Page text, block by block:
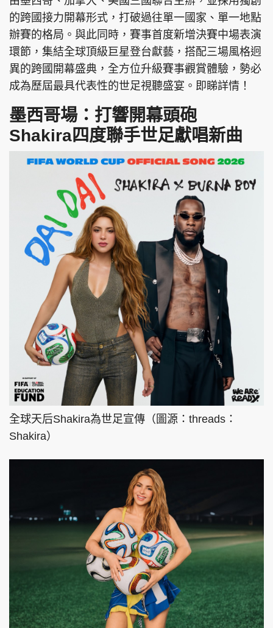
的跨國接力開幕形式，打破過往單一國家、單一地點
辦賽的格局。與此同時，賽事首度新增決賽中場表演
環節，集結全球頂級巨星登台獻藝，搭配三場風格迥
異的跨國開幕盛典，全方位升級賽事觀賞體驗，勢必
成為歷屆最具代表性的世足視聽盛宴。即睇詳情！
墨西哥場：打響開幕頭砲
Shakira四度聯手世足獻唱新曲
全球天后Shakira為世足宣傳（圖源：threads：
Shakira）